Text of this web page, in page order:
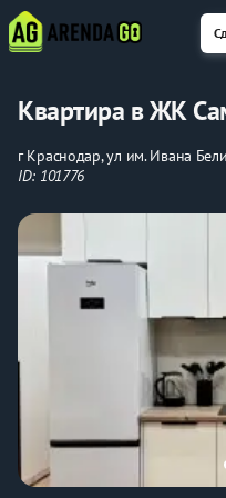
Квартира в ЖК
г Краснодар, ул им. Ивана
ID: 101776